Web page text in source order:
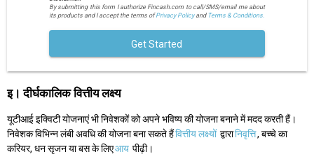
By submitting this form I authorize Fincash.com to call/SMS/email me about
its products and I accept the terms ofPrivacy Policyand Terms & Conditions.
Get Started
इ। दीर्घकालिक वित्तीय लक्ष्य
यूटीआई इक्विटी योजनाएं भी निवेशकों को अपने भविष्य की योजना बनाने में मदद करती हैं।
निवेशक विभिन्न लंबी अवधि की योजना बना सकते हैंवित्तीय लक्ष्यों द्वारानिवृत्ति, बच्चे का
करियर, धन सृजन या बस के लिएआय पीढ़ी।